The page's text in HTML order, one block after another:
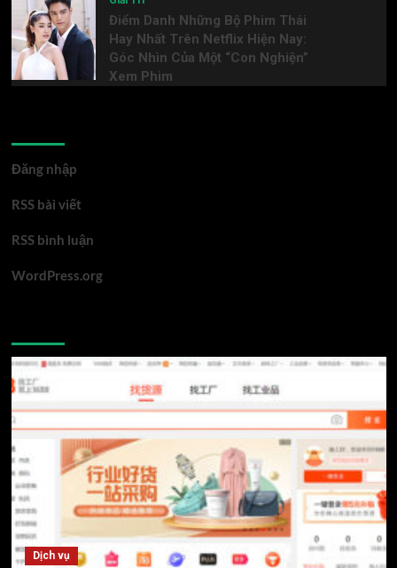
Điểm Danh Những Bộ Phim Thái
Hay Nhất Trên Netflix Hiện Nay:
Góc Nhìn Của Một “Con Nghiện”
Xem Phim
Đăng nhập
RSS bài viết
RSS bình luận
WordPress.org
Dịch vụ